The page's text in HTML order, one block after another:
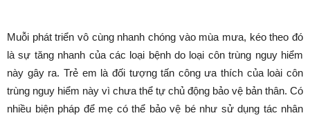
Muỗi phát triển vô cùng nhanh chóng vào mùa mưa, kéo theo đó
là sự tăng nhanh của các loại bệnh do loại côn trùng nguy hiểm
này gây ra. Trẻ em là đối tượng tấn công ưa thích của loài côn
trùng nguy hiểm này vì chưa thể tự chủ động bảo vệ bản thân. Có
nhiều biện pháp để mẹ có thể bảo vệ bé như sử dụng tác nhân